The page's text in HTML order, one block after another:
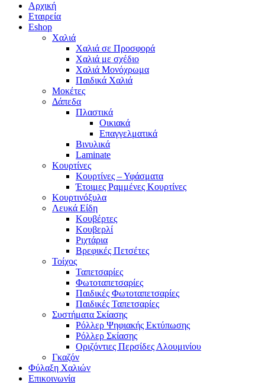
Αρχική
Εταιρεία
Eshop
Χαλιά
Χαλιά σε Προσφορά
Χαλιά με σχέδιο
Χαλιά Μονόχρωμα
Παιδικά Χαλιά
Μοκέτες
Δάπεδα
Πλαστικά
Οικιακά
Επαγγελματικά
Βινυλικά
Laminate
Κουρτίνες
Κουρτίνες – Υφάσματα
Έτοιμες Ραμμένες Κουρτίνες
Κουρτινόξυλα
Λευκά Είδη
Κουβέρτες
Κουβερλί
Ριχτάρια
Βρεφικές Πετσέτες
Τοίχος
Ταπετσαρίες
Φωτοταπετσαρίες
Παιδικές Φωτοταπετσαρίες
Παιδικές Ταπετσαρίες
Συστήματα Σκίασης
Ρόλλερ Ψηφιακής Εκτύπωσης
Ρόλλερ Σκίασης
Οριζόντιες Περσίδες Αλουμινίου
Γκαζόν
Φύλαξη Χαλιών
Επικοινωνία